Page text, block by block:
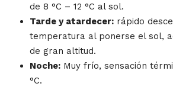
de 8 °C – 12 °C al sol.
Tarde y atardecer: rápido
temperatura al ponerse el sol,
de gran altitud.
Noche: Muy frío, sensación
°C.